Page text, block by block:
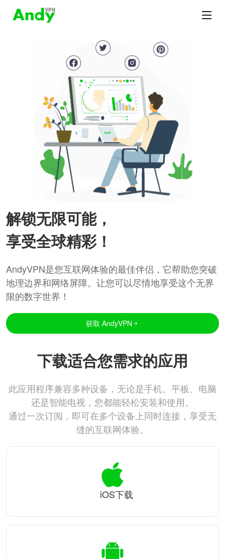
解锁无限可能，
享受全球精彩！
AndyVPN是您互联网体验的最佳伴侣，它帮助您突破
地理边界和网络屏障。让您可以尽情地享受这个无界
限的数字世界！
获取 AndyVPN
下载适合您需求的应用
此应用程序兼容多种设备，无论是手机、平板、电脑
还是智能电视，您都能轻松安装和使用。
通过一次订阅，即可在多个设备上同时连接，享受无
缝的互联网体验。
iOS下载